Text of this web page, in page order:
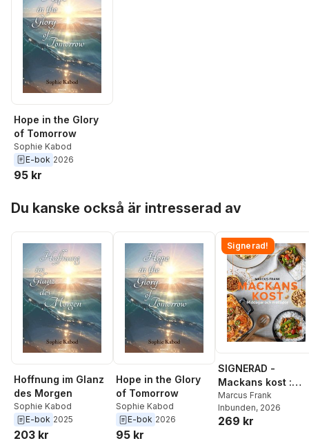
Hope in the Glory
of Tomorrow
Sophie Kabod
E-bok 2026
95 kr
Du kanske också är intresserad av
Hoffnung im Glanz
des Morgen
Sophie Kabod
E-bok 2025
203 kr
Hope in the Glory
of Tomorrow
Sophie Kabod
E-bok 2026
95 kr
Signerad!
SIGNERAD -
Mackans kost :
Middagar och
matlådor
Marcus Frank
Inbunden, 2026
269 kr